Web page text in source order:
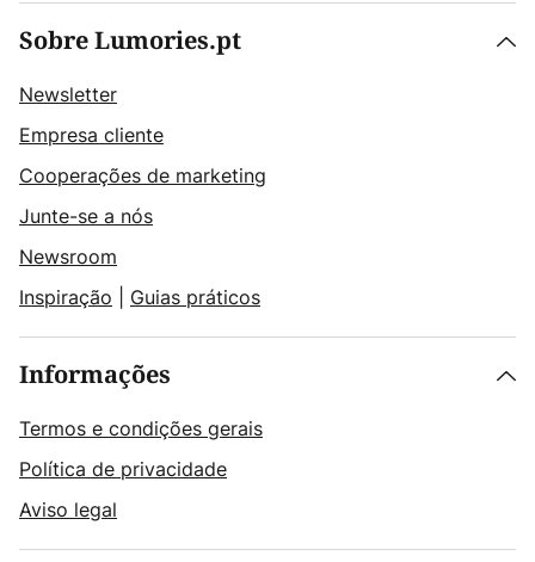
Sobre Lumories.pt
Newsletter
Empresa cliente
Cooperações de marketing
Junte-se a nós
Newsroom
Inspiração
Guias práticos
Informações
Termos e condições gerais
Política de privacidade
Aviso legal